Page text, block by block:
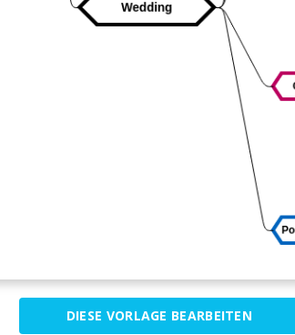
DIESE VORLAGE BEARBEITEN